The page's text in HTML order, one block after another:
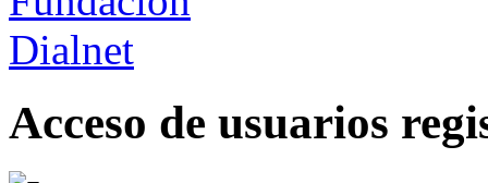
Acceso de usuarios